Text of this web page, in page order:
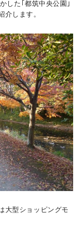
した｢都筑中央公園｣
介します。
大型ショッピングモ